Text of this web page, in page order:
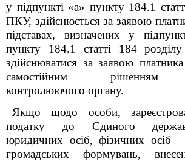
у підпункті «а» пункту 184.1
ПКУ, здійснюється за заявою
підставах, визначених у
пункту 184.1 статті 184
здійснюватися за заявою
самостійним рішенням
контролюючого органу.
Якщо щодо особи,
податку до Єдиного
юридичних осіб, фізичних осіб –
громадських формувань,